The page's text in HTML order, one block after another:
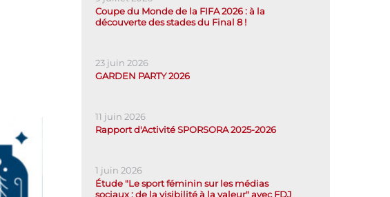
Coupe du Monde de la FIFA 2026 : à la
découverte des stades du Final 8 !
23 juin 2026
GARDEN PARTY 2026
11 juin 2026
Rapport d'Activité SPORSORA 2025-2026
1 juin 2026
Étude "Le sport féminin sur les médias
sociaux : de la visibilité à la valeur" avec FDJ